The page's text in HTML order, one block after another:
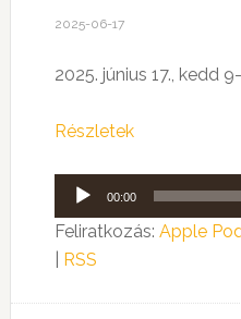
2025-06-17
2025. június 17., kedd
Részletek
Audió
lejátszó
00:00
Feliratkozás: Apple
RSS